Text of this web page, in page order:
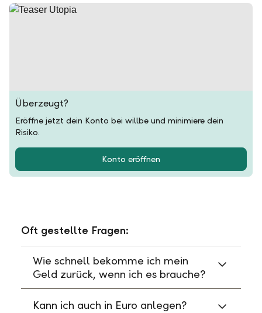
Überzeugt?
Eröffne jetzt dein Konto bei willbe und minimiere dein
Risiko.
Konto eröffnen
Oft gestellte Fragen:
Wie schnell bekomme ich mein
Geld zurück, wenn ich es brauche?
Kann ich auch in Euro anlegen?